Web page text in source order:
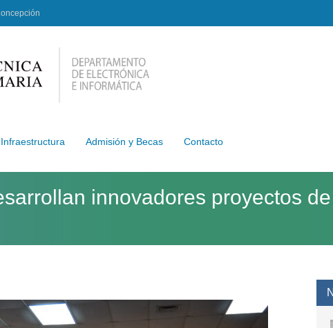
Infraestructura Admisión y Becas Contacto
innovadores proyectos